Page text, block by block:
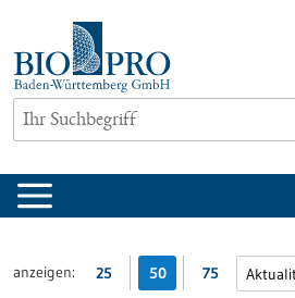
springen
anzeigen: 25 50 75